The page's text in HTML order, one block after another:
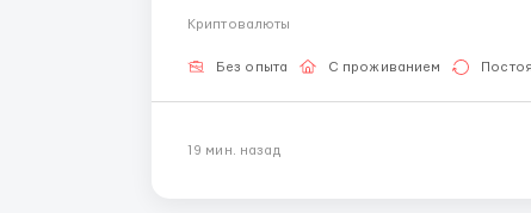
Криптовалюты
Без опыта С проживанием
19 мин. назад